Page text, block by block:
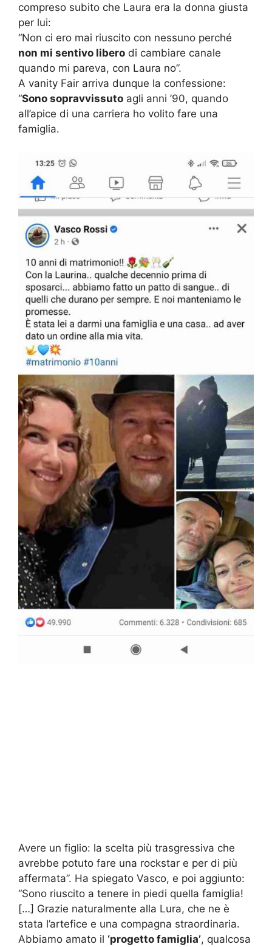
compreso subito che Laura era la donna giusta
per lui:
“Non ci ero mai riuscito con nessuno perché
non mi sentivo libero di cambiare canale
quando mi pareva, con Laura no”.
A vanity Fair arriva dunque la confessione:
“Sono sopravvissuto agli anni ’90, quando
all’apice di una carriera ho volito fare una
famiglia.
Avere un figlio: la scelta più trasgressiva che
avrebbe potuto fare una rockstar e per di più
affermata”. Ha spiegato Vasco, e poi aggiunto:
“Sono riuscito a tenere in piedi quella famiglia!
[…] Grazie naturalmente alla Lura, che ne è
stata l’artefice e una compagna straordinaria.
Abbiamo amato il ‘progetto famiglia’, qualcosa